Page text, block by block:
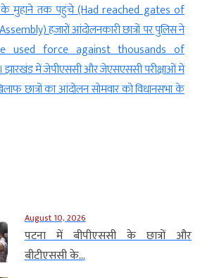
gates of
पर पुलिस ने
of
परीक्षाओं में
के
नई दिल्ली । केंद्रीय मंत्री किरेन
कि छात्र आंदोलनों पर (On
से चर्चा के लिए तैयार है
discussion in the House) ।
सरकार के जवाब के दौरान सदन में
August 10, 2026
पटना में बीपीएससी के छात्रों और
बीटीएससी के...